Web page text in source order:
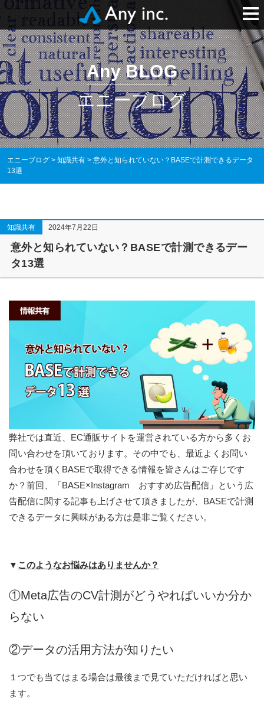
Any BLOG
エニーブログ
エニーブログ >知識共有 >意外と知られていない？BASEで計測できるデータ
13選
知識共有 2024年7月22日
意外と知られていない？BASEで計測できるデー
タ13選
弊社では直近、EC通販サイトを運営されている方から多くお
問い合わせを頂いております。その中でも、最近よくお問い
合わせを頂くBASEで取得できる情報を皆さんはご存じです
か？前回、「BASE×Instagram おすすめ広告配信」という広
告配信に関する記事も上げさせて頂きましたが、BASEで計測
できるデータに興味がある方は是非ご覧ください。
▼ このようなお悩みはありませんか？
①Meta広告のCV計測がどうやればいいか分か
らない
②データの活用方法が知りたい
１つでも当てはまる場合は最後まで見ていただければと思い
ます。